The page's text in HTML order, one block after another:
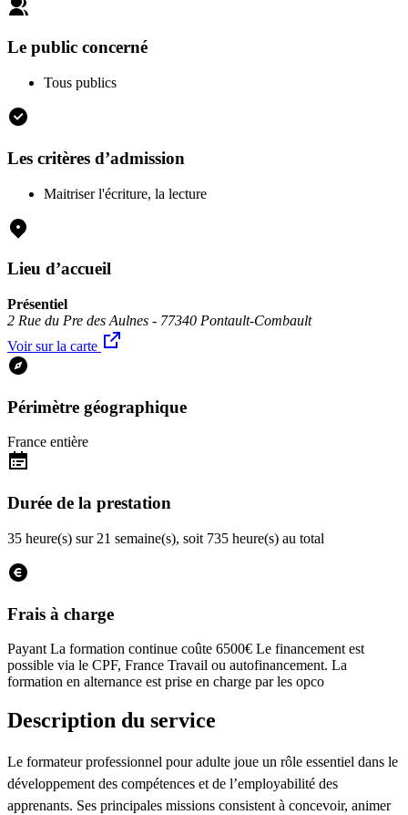
Le public concerné
Tous publics
Les critères d’admission
Maitriser l'écriture, la lecture
Lieu d’accueil
Présentiel
2 Rue du Pre des Aulnes - 77340 Pontault-Combault
Voir sur la carte
Périmètre géographique
France entière
Durée de la prestation
35 heure(s) sur 21 semaine(s), soit 735 heure(s) au total
Frais à charge
Payant La formation continue coûte 6500€ Le financement est
possible via le CPF, France Travail ou autofinancement. La
formation en alternance est prise en charge par les opco
Description du service
Le formateur professionnel pour adulte joue un rôle essentiel dans le
développement des compétences et de l’employabilité des
apprenants. Ses principales missions consistent à concevoir, animer